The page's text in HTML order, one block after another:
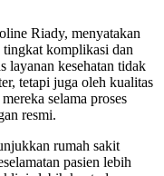
Riady, menyatakan
tingkat komplikasi dan
layanan kesehatan tidak
tetapi juga oleh kualitas
selama proses
resmi.
rumah sakit
pasien lebih